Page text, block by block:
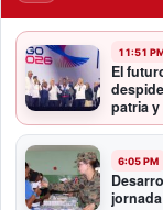
11:51
El
patria
6:05 PM